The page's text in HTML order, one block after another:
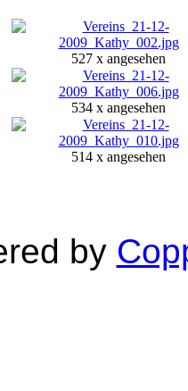
527 x angesehen
534 x angesehen
514 x angesehen
by